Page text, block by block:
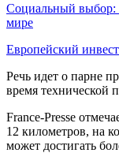
Социальный выбор:
мире
Европейский
Речь идет о парне
время технической
France-Presse
12 километров, на
может достигать